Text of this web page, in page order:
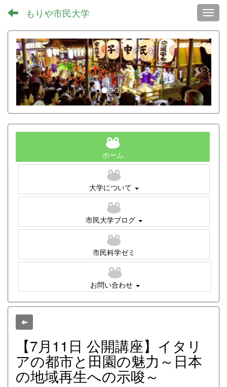
もりや市民大学
p
r
e
v
i
o
u
n
e
x
t
ホーム
大学について
市民大学ブログ
市民科学ゼミ
お問い合わせ
【7月11日 公開講座】イタリ
アの都市と田園の魅力～日本
の地域再生への示唆～